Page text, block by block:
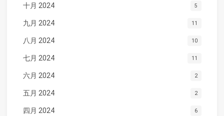
十月 2024 5
九月 2024 11
八月 2024 10
七月 2024 11
六月 2024 2
五月 2024 2
四月 2024 6